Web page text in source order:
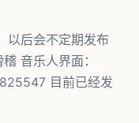
以后会不定期发布
音乐人界面：
目前已经发